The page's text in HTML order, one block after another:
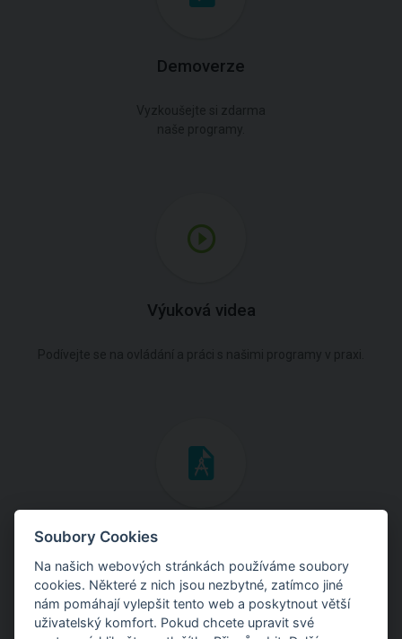
Demoverze
Výuková videa
Inženýrské manuály
Stáhněte si manuály s teoretickými i praktickými ukázkami
použití programů.
Soubory Cookies
Na našich webových stránkách používáme soubory
cookies. Některé z nich jsou nezbytné, zatímco jiné
nám pomáhají vylepšit tento web a poskytnout větší
uživatelský komfort. Pokud chcete upravit své